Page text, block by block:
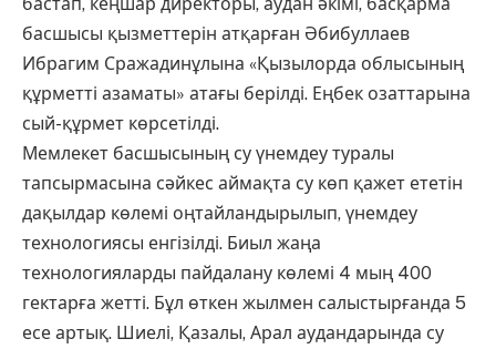
басшысы қызметтерін атқарған Әбибуллаев
Ибрагим Сражадинұлына «Қызылорда облысының
құрметті азаматы» атағы берілді. Еңбек озаттарына
сый-құрмет көрсетілді.
Мемлекет басшысының су үнемдеу туралы
тапсырмасына сәйкес аймақта су көп қажет ететін
дақылдар көлемі оңтайландырылып, үнемдеу
технологиясы енгізілді. Биыл жаңа
технологияларды пайдалану көлемі 4 мың 400
гектарға жетті. Бұл өткен жылмен салыстырғанда 5
есе артық. Шиелі, Қазалы, Арал аудандарында су